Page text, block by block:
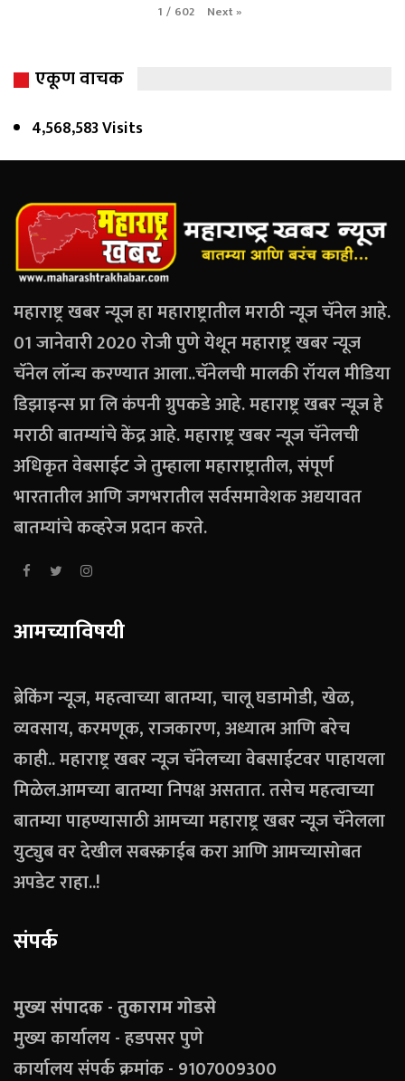
1 / 602 Next»
एकूण वाचक
4,568,583 Visits
महाराष्ट्र खबर न्यूज हा महाराष्ट्रातील मराठी न्यूज चॅनेल आहे.
01 जानेवारी 2020 रोजी पुणे येथून महाराष्ट्र खबर न्यूज
चॅनेल लॉन्च करण्यात आला..चॅनेलची मालकी रॉयल मीडिया
डिझाइन्स प्रा लि कंपनी ग्रुपकडे आहे. महाराष्ट्र खबर न्यूज हे
मराठी बातम्यांचे केंद्र आहे. महाराष्ट्र खबर न्यूज चॅनेलची
अधिकृत वेबसाईट जे तुम्हाला महाराष्ट्रातील, संपूर्ण
भारतातील आणि जगभरातील सर्वसमावेशक अद्ययावत
बातम्यांचे कव्हरेज प्रदान करते.
आमच्याविषयी
ब्रेकिंग न्यूज, महत्वाच्या बातम्या, चालू घडामोडी, खेळ,
व्यवसाय, करमणूक, राजकारण, अध्यात्म आणि बरेच
काही.. महाराष्ट्र खबर न्यूज चॅनेलच्या वेबसाईटवर पाहायला
मिळेल.आमच्या बातम्या निपक्ष असतात. तसेच महत्वाच्या
बातम्या पाहण्यासाठी आमच्या महाराष्ट्र खबर न्यूज चॅनेलला
युट्युब वर देखील सबस्क्राईब करा आणि आमच्यासोबत
अपडेट राहा..!
संपर्क
मुख्य संपादक - तुकाराम गोडसे
मुख्य कार्यालय - हडपसर पुणे
कार्यालय संपर्क क्रमांक - 9107009300